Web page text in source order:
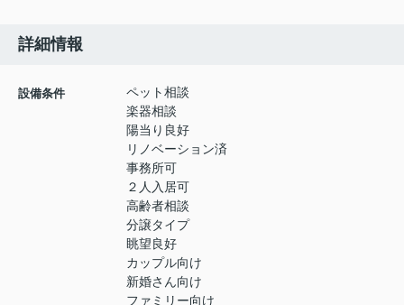
詳細情報
設備条件
ペット相談
楽器相談
陽当り良好
リノベーション済
事務所可
２人入居可
高齢者相談
分譲タイプ
眺望良好
カップル向け
新婚さん向け
ファミリー向け